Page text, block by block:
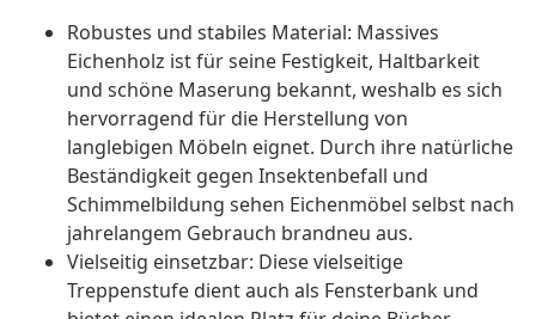
Robustes und stabiles Material: Massives
Eichenholz ist für seine Festigkeit, Haltbarkeit
und schöne Maserung bekannt, weshalb es sich
hervorragend für die Herstellung von
langlebigen Möbeln eignet. Durch ihre natürliche
Beständigkeit gegen Insektenbefall und
Schimmelbildung sehen Eichenmöbel selbst nach
jahrelangem Gebrauch brandneu aus.
Vielseitig einsetzbar: Diese vielseitige
Treppenstufe dient auch als Fensterbank und